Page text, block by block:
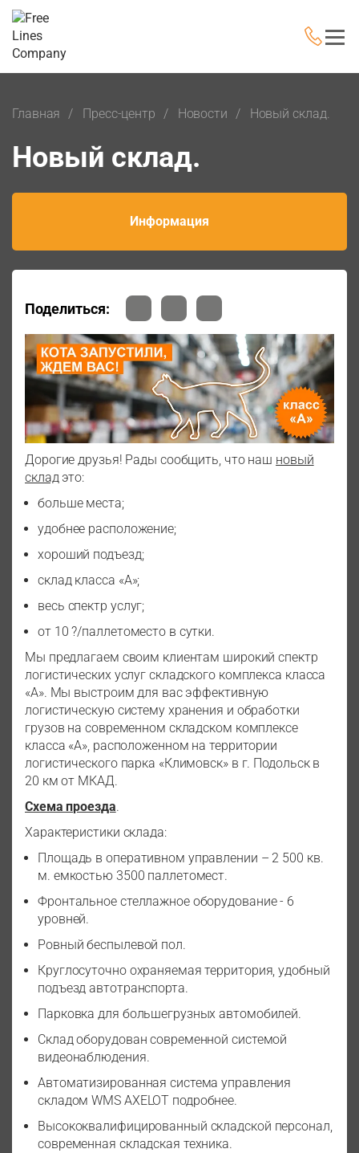
Главная Пресс-центр Новости Новый склад.
Новый склад.
Информация
Поделиться:
Дорогие друзья! Рады сообщить, что наш новый
складэто:
больше места;
удобнее расположение;
хороший подъезд;
склад класса «А»;
весь спектр услуг;
от 10 ?/паллетоместо в сутки.
Мы предлагаем своим клиентам широкий спектр
логистических услуг складского комплекса класса
«А». Мы выстроим для вас эффективную
логистическую систему хранения и обработки
грузов на современном складском комплексе
класса «А», расположенном на территории
логистического парка «Климовск» в г. Подольск в
20 км от МКАД.
Схема проезда.
Характеристики склада:
Площадь в оперативном управлении – 2 500 кв.
м. емкостью 3500 паллетомест.
Фронтальное стеллажное оборудование - 6
уровней.
Ровный беспылевой пол.
Круглосуточно охраняемая территория, удобный
подъезд автотранспорта.
Парковка для большегрузных автомобилей.
Склад оборудован современной системой
видеонаблюдения.
Автоматизированная система управления
складом WMS AXELOT подробнее.
Высококвалифицированный складской персонал,
современная складская техника.